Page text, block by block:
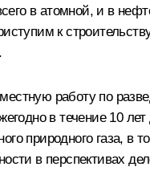
в атомной, и в
к
работу по
в течение 10
природного газа, в
в перспективах